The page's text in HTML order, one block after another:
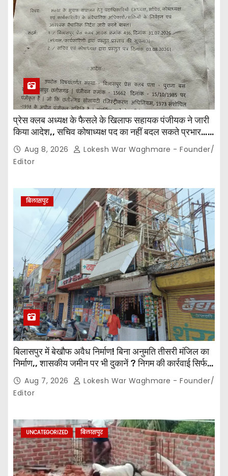
प्रेस क्लब अध्यक्ष के फैसले के खिलाफ सहायक पंजीयक ने जारी
किया आदेश,, सचिव कोषाध्यक्ष पद का नहीं बदल सकते प्रभार…
पदाधिकारियों के बीच विवाद अब प्रशासनिक जांच और नियमों की
कसौटी तक पहुंचा…
Aug 8, 2026
Lokesh War Waghmare - Founder/
Editor
बिलासपुर
बिलासपुर में बेखौफ अवैध निर्माण! बिना अनुमति तीसरी मंजिल का
निर्माण,, शासकीय जमीन पर भी दुकानें ? निगम की कार्रवाई सिर्फ
नोटिस तक सीमित? मुख्य मार्ग पर नियमों की खुलेआम अनदेखी,
जिम्मेदार अधिकारियों की कार्यप्रणाली पर उठे सवाल…
Aug 7, 2026
Lokesh War Waghmare - Founder/
Editor
UNCATEGORIZED बिलासपुर